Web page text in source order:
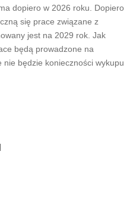
dopiero w 2026 roku. Dopiero
się prace związane z
jest na 2029 rok. Jak
będą prowadzone na
nie będzie konieczności wykupu